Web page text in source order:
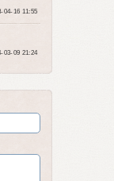
04-16 11:55
03-09 21:24